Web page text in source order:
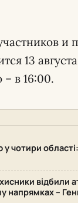
13
в 16:00.
чотири
відбили
напрямках –